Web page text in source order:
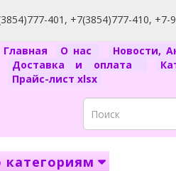
401, +7(3854)777-410, +7-
Главная О нас Новости,
Доставка и оплата
Прайс-лист xlsx
категориям